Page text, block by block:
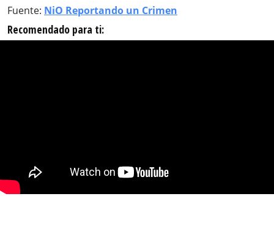
Fuente: NiO Reportando un Crimen
Recomendado para ti: